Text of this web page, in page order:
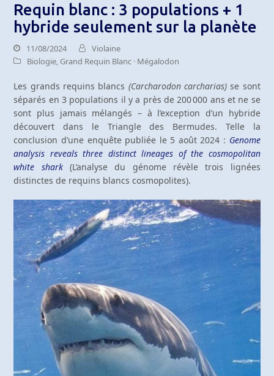
Requin blanc : 3 populations + 1
hybride seulement sur la planète
11/08/2024
Violaine
Biologie,Grand Requin Blanc · Mégalodon
Les grands requins blancs (Carcharodon carcharias)se sont
séparés en 3 populations il y a près de 200 000 ans et ne se
sont plus jamais mélangés – à l’exception d’un hybride
découvert dans le Triangle des Bermudes. Telle la
conclusion d’une enquête publiée le 5 août 2024 : Genome
analysis reveals three distinct lineages of the cosmopolitan
white shark(L’analyse du génome révèle trois lignées
distinctes de requins blancs cosmopolites).